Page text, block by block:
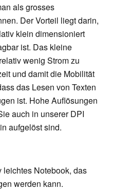
als grosses
Der Vorteil liegt darin,
klein dimensioniert
ist. Das kleine
wenig Strom zu
und damit die Mobilität
das Lesen von Texten
ist. Hohe Auflösungen
auch in unserer DPI
aufgelöst sind.
leichtes Notebook, das
werden kann.